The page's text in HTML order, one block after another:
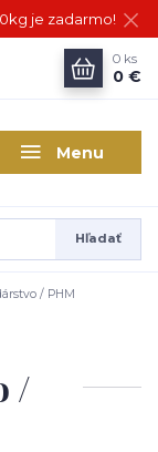
je zadarmo!
Menu
Hľadať
0 ks
0 €
/ PHM
/